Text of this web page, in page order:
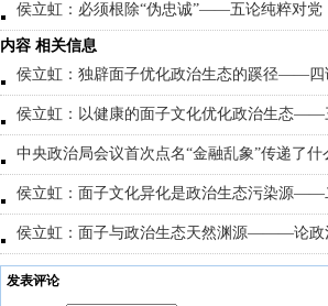
侯立虹：必须根除“伪忠诚”——五论纯粹对党
内容 相关信息
侯立虹：独辟面子优化政治生态的蹊径——四
侯立虹：以健康的面子文化优化政治生态——
中央政治局会议首次点名“金融乱象”传递了什
侯立虹：面子文化异化是政治生态污染源——
侯立虹：面子与政治生态天然渊源———论政
发表评论